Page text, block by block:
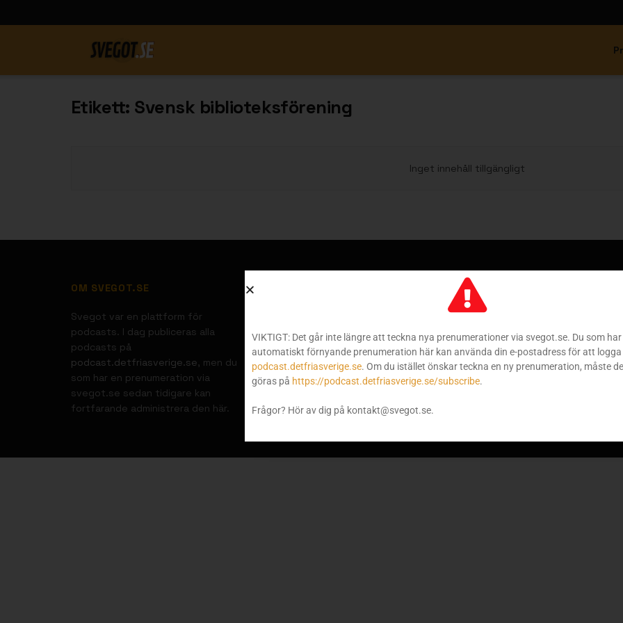
Etikett: Svensk biblioteksförening
Inget innehåll tillgängligt
OM SVEGOT.SE
Svegot var en plattform för
podcasts. I dag publiceras alla
podcasts på
podcast.detfriasverige.se, men du
som har en prenumeration via
svegot.se sedan tidigare kan
fortfarande administrera den här.
VIKTIGT: Det går inte längre att teckna nya prenumerationer via svegot.se. Du som har
automatiskt förnyande prenumeration här kan använda din e-postadress för att logga
podcast.detfriasverige.se. Om du istället önskar teckna en ny prenumeration, måste
göras på https://podcast.detfriasverige.se/subscribe.
Frågor? Hör av dig på kontakt@svegot.se.